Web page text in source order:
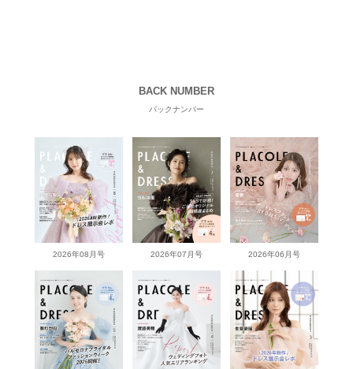
BACK NUMBER
バックナンバー
2026年08月号 2026年07月号 2026年06月号